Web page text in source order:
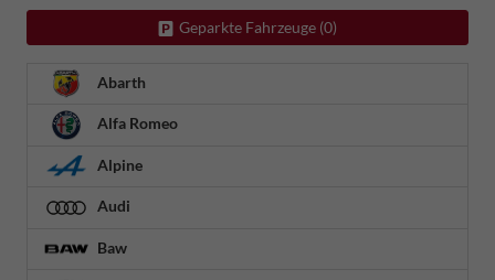
Geparkte Fahrzeuge (0)
Abarth
Alfa Romeo
Alpine
Audi
Baw